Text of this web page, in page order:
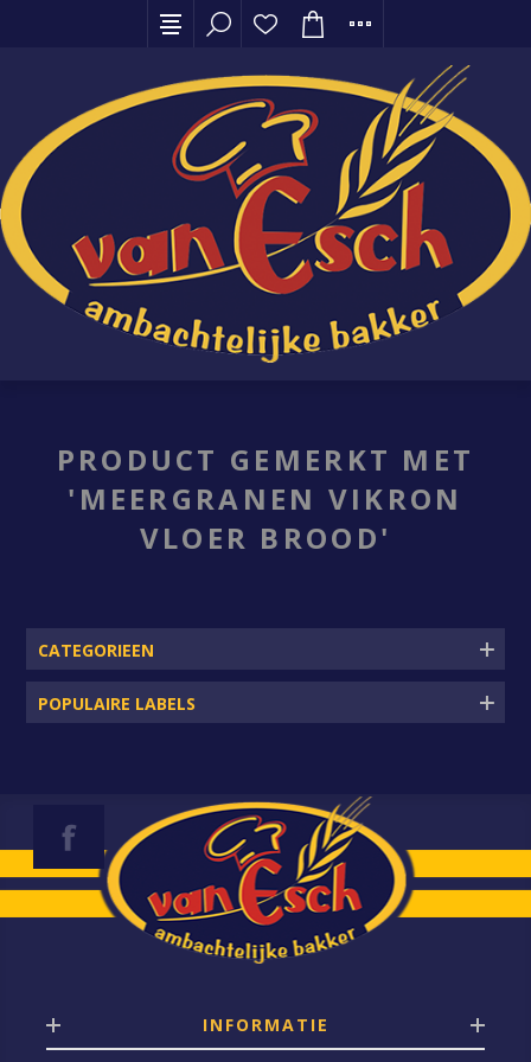
PRODUCT GEMERKT MET
'MEERGRANEN VIKRON
VLOER BROOD'
CATEGORIEEN
POPULAIRE LABELS
INFORMATIE